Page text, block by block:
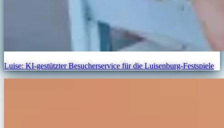
Luise: KI-gestützter Besucherservice für die Luisenburg-Festspiele